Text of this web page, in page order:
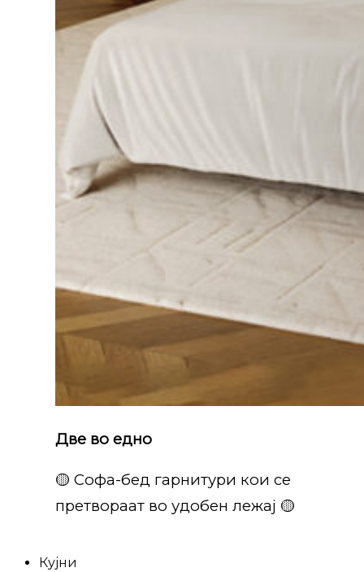
Две во едно
🟡 Софа-бед гарнитури кои се
претвораат во удобен лежај 🟡
Кујни